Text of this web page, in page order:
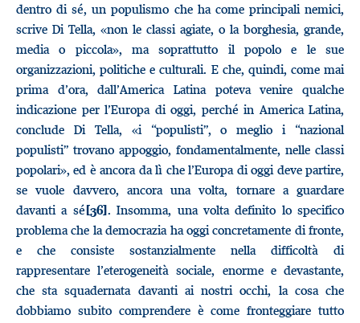
dentro di sé, un populismo che ha come principali nemici,
scrive Di Tella, «non le classi agiate, o la borghesia, grande,
media o piccola», ma soprattutto il popolo e le sue
organizzazioni, politiche e culturali. E che, quindi, come mai
prima d’ora, dall’America Latina poteva venire qualche
indicazione per l’Europa di oggi, perché in America Latina,
conclude Di Tella, «i “populisti”, o meglio i “nazional
populisti” trovano appoggio, fondamentalmente, nelle classi
popolari», ed è ancora da lì che l’Europa di oggi deve partire,
se vuole davvero, ancora una volta, tornare a guardare
davanti a sé[36]. Insomma, una volta definito lo specifico
problema che la democrazia ha oggi concretamente di fronte,
e che consiste sostanzialmente nella difficoltà di
rappresentare l’eterogeneità sociale, enorme e devastante,
che sta squadernata davanti ai nostri occhi, la cosa che
dobbiamo subito comprendere è come fronteggiare tutto